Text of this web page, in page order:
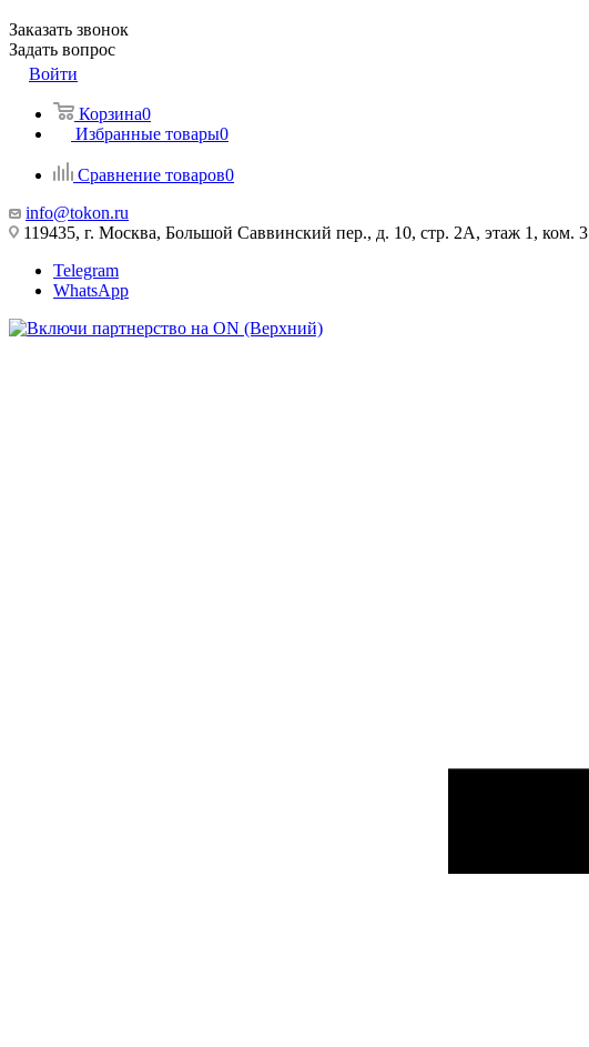
Заказать звонок
Задать вопрос
Войти
Корзина0
Избранные товары0
Сравнение товаров0
info@tokon.ru
119435, г. Москва, Большой Саввинский пер., д. 10, стр. 2А, этаж 1, ком. 3
Telegram
WhatsApp